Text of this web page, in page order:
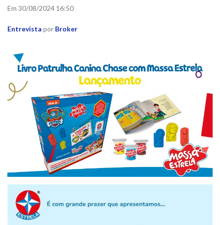
Em 30/08/2024 16:50
Entrevista por Broker